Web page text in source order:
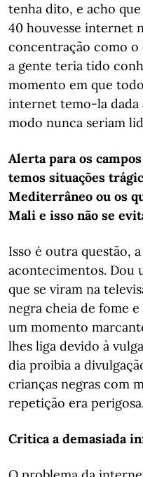
tenha dito, e acho
40 houvesse internet
concentração como
a gente teria tido
momento em que
internet temo-la dada
modo nunca seriam
Alerta para os
temos situações
Mediterrâneo ou os
Mali e isso não se
Isso é outra questão,
acontecimentos. Dou
que se viram na
negra cheia de fome
um momento
lhes liga devido à
dia proibia a
crianças negras com
repetição era
Critica a demasiada